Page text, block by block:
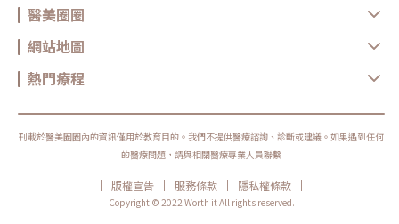
醫美圈圈
網站地圖
熱門療程
刊載於醫美圈圈內的資訊僅用於教育目的。我們不提供醫療諮詢、診斷或建議。如果遇到任何
的醫療問題，請與相關醫療專業人員聯繫
| 版權宣告 | 服務條款 | 隱私權條款
|
Copyright © 2022 Worth it All rights reserved.